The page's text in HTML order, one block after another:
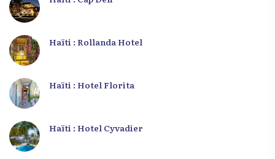
Haïti : Rollanda Hotel
Haïti : Hotel Florita
Haïti : Hotel Cyvadier